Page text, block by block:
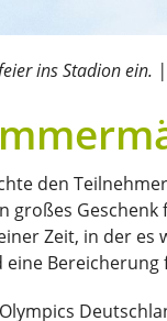
ins Stadion ein.
den
großes
Zeit, in der